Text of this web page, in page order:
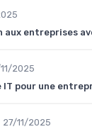
entreprises
2025
IT pour une
27/11/2025